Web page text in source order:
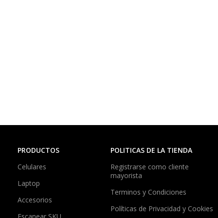
PRODUCTOS
Celulares
Laptop
Accesorios
POLITICAS DE LA TIENDA
Registrarse como cliente
mayorista
Terminos y Condiciones
Políticas de Privacidad y Cookies